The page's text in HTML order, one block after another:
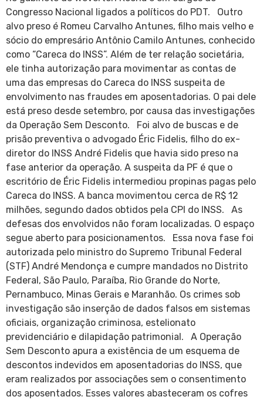
Congresso Nacional ligados a políticos do PDT. Outro
alvo preso é Romeu Carvalho Antunes, filho mais velho e
sócio do empresário Antônio Camilo Antunes, conhecido
como “Careca do INSS”. Além de ter relação societária,
ele tinha autorização para movimentar as contas de
uma das empresas do Careca do INSS suspeita de
envolvimento nas fraudes em aposentadorias. O pai dele
está preso desde setembro, por causa das investigações
da Operação Sem Desconto. Foi alvo de buscas e de
prisão preventiva o advogado Éric Fidelis, filho do ex-
diretor do INSS André Fidelis que havia sido preso na
fase anterior da operação. A suspeita da PF é que o
escritório de Éric Fidelis intermediou propinas pagas pelo
Careca do INSS. A banca movimentou cerca de R$ 12
milhões, segundo dados obtidos pela CPI do INSS. As
defesas dos envolvidos não foram localizadas. O espaço
segue aberto para posicionamentos. Essa nova fase foi
autorizada pelo ministro do Supremo Tribunal Federal
(STF) André Mendonça e cumpre mandados no Distrito
Federal, São Paulo, Paraíba, Rio Grande do Norte,
Pernambuco, Minas Gerais e Maranhão. Os crimes sob
investigação são inserção de dados falsos em sistemas
oficiais, organização criminosa, estelionato
previdenciário e dilapidação patrimonial. A Operação
Sem Desconto apura a existência de um esquema de
descontos indevidos em aposentadorias do INSS, que
eram realizados por associações sem o consentimento
dos aposentados. Esses valores abasteceram os cofres